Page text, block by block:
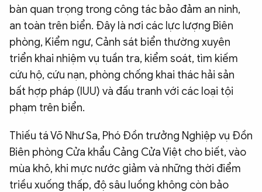
bàn quan trọng trong công tác bảo đảm an ninh,
an toàn trên biển. Đây là nơi các lực lượng Biên
phòng, Kiểm ngư, Cảnh sát biển thường xuyên
triển khai nhiệm vụ tuần tra, kiểm soát, tìm kiếm
cứu hộ, cứu nạn, phòng chống khai thác hải sản
bất hợp pháp (IUU) và đấu tranh với các loại tội
phạm trên biển.
Thiếu tá Võ Như Sa, Phó Đồn trưởng Nghiệp vụ Đồn
Biên phòng Cửa khẩu Cảng Cửa Việt cho biết, vào
mùa khô, khi mực nước giảm và những thời điểm
triều xuống thấp, độ sâu luồng không còn bảo